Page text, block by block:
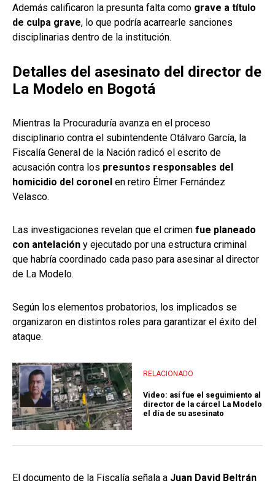
Además calificaron la presunta falta como grave a título
de culpa grave, lo que podría acarrearle sanciones
disciplinarias dentro de la institución.
Detalles del asesinato del director de
La Modelo en Bogotá
Mientras la Procuraduría avanza en el proceso
disciplinario contra el subintendente Otálvaro García, la
Fiscalía General de la Nación radicó el escrito de
acusación contra los presuntos responsables del
homicidio del coronel en retiro Élmer Fernández
Velasco.
Las investigaciones revelan que el crimen fue planeado
con antelación y ejecutado por una estructura criminal
que habría coordinado cada paso para asesinar al director
de La Modelo.
Según los elementos probatorios, los implicados se
organizaron en distintos roles para garantizar el éxito del
ataque.
RELACIONADO
Video: así fue el seguimiento al
director de la cárcel La Modelo
el día de su asesinato
El documento de la Fiscalía señala a Juan David Beltrán